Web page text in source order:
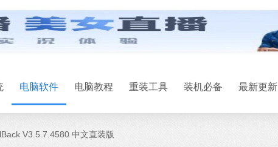
电脑软件 电脑教程 重装工具 装机必备 最新更新
V3.5.7.4580 中文直装版